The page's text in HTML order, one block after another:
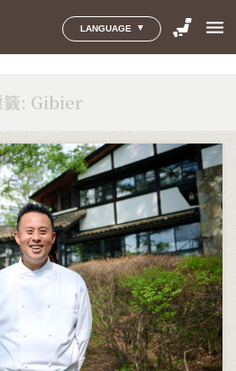
LANGUAGE menu
: Gibier